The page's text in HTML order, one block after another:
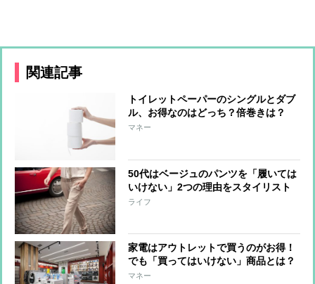
関連記事
トイレットペーパーのシングルとダブ
ル、お得なのはどっち？倍巻きは？
節約アドバイザーがジャッジ！
マネー
50代はベージュのパンツを「履いては
いけない」2つの理由をスタイリスト
が解説
ライフ
家電はアウトレットで買うのがお得！
でも「買ってはいけない」商品とは？
マネー